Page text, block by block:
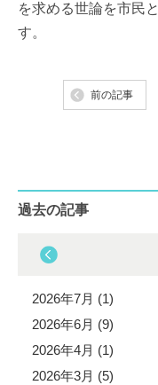
を求める世論を市民
す。
前の記事
過去の記事
2026年7月 (1)
2026年6月 (9)
2026年4月 (1)
2026年3月 (5)